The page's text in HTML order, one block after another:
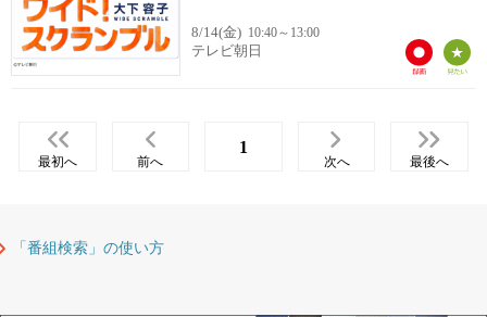
8/14(金) 10:40～13:00
テレビ朝日
最初へ 前へ
1
次へ 最後へ
「番組検索」の使い方